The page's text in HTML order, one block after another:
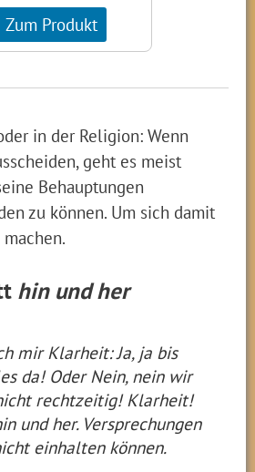
Zum Produkt
in der Religion: Wenn
geht es meist
Behauptungen
zu können. Um sich damit
hin und her
mir Klarheit: Ja, ja bis
da! Oder Nein, nein wir
rechtzeitig! Klarheit!
und her. Versprechungen
einhalten können.